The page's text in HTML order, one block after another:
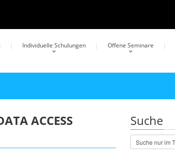
Individuelle Schulungen Offene Seminare
ACCESS
Suche